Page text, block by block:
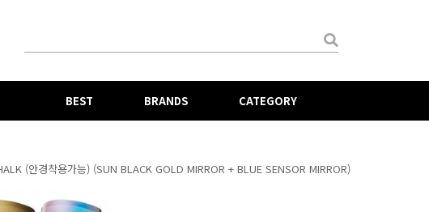
BEST BRANDS CATEGORY
(안경착용가능) (SUN BLACK GOLD MIRROR + BLUE SENSOR MIRROR)